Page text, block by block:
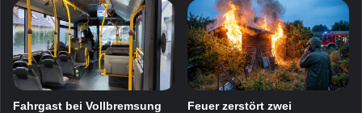
Fahrgast bei Vollbremsung
Feuer zerstört zwei